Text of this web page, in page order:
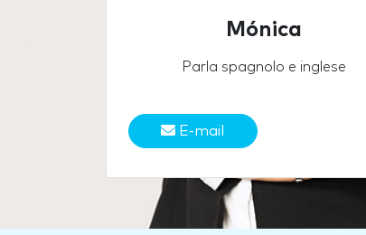
Mónica
Parla spagnolo e inglese
E-mail